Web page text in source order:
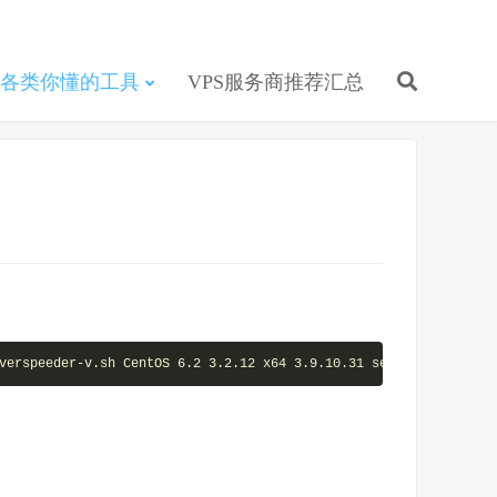
各类你懂的工具 VPS服务商推荐汇总
v.sh CentOS 6.2 3.2.12 x64 3.9.10.31